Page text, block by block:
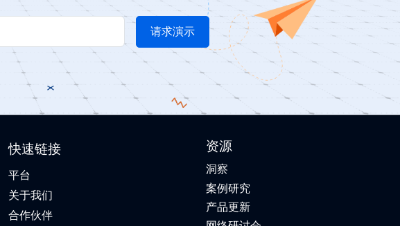
快速链接
平台
关于我们
合作伙伴
资源
洞察
案例研究
产品更新